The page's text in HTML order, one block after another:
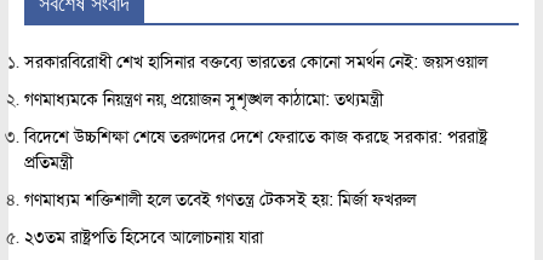
সরকারবিরোধী শেখ হাসিনার বক্তব্যে ভারতের কোনো সমর্থন নেই: জয়সওয়াল
গণমাধ্যমকে নিয়ন্ত্রণ নয়, প্রয়োজন সুশৃঙ্খল কাঠামো: তথ্যমন্ত্রী
বিদেশে উচ্চশিক্ষা শেষে তরুণদের দেশে ফেরাতে কাজ করছে সরকার: পররাষ্ট্র
প্রতিমন্ত্রী
গণমাধ্যম শক্তিশালী হলে তবেই গণতন্ত্র টেকসই হয়: মির্জা ফখরুল
২৩তম রাষ্ট্রপতি হিসেবে আলোচনায় যারা